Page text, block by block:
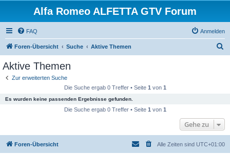
Alfa Romeo ALFETTA GTV Forum
FAQ Anmelden
Foren-Übersicht Suche Aktive Themen
Aktive Themen
Zur erweiterten Suche
Die Suche ergab 0 Treffer • Seite 1 von 1
Es wurden keine passenden Ergebnisse gefunden.
Die Suche ergab 0 Treffer • Seite 1 von 1
Gehe zu
Foren-Übersicht Alle Zeiten sind UTC+01:00